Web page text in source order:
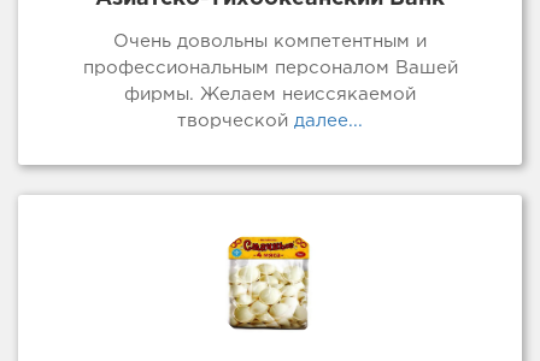
Очень довольны компетентным и
профессиональным персоналом Вашей
фирмы. Желаем неиссякаемой
творческой далее...